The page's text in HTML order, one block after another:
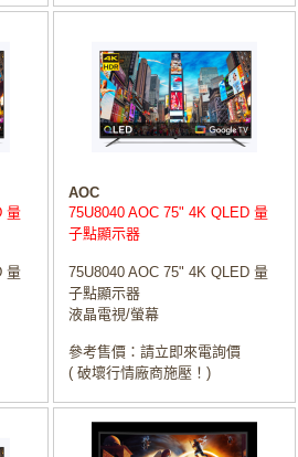
量
量
AOC
75U8040 AOC 75" 4K QLED 量
子點顯示器
75U8040 AOC 75" 4K QLED 量
子點顯示器
液晶電視/螢幕
參考售價：請立即來電詢價
( 破壞行情廠商施壓！)